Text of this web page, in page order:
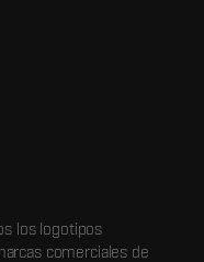
los logotipos
comerciales de